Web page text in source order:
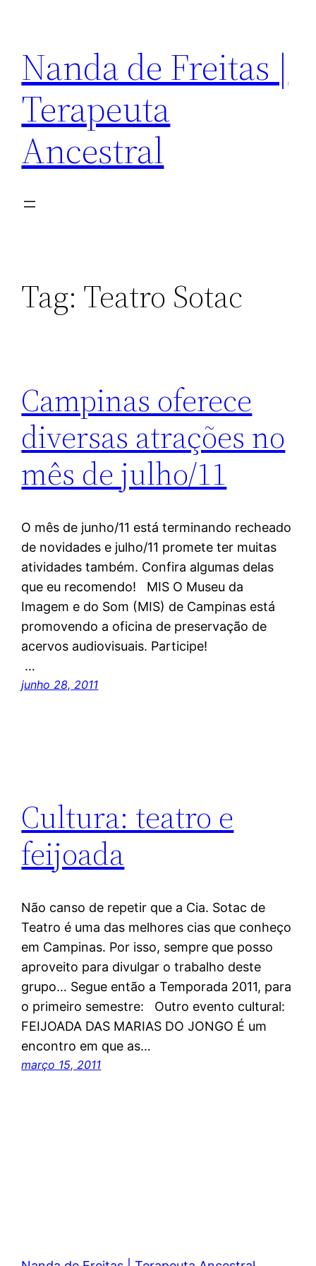
conteúdo
Nanda de Freitas |
Terapeuta
Ancestral
Tag: Teatro Sotac
Campinas oferece
diversas atrações no
mês de julho/11
O mês de junho/11 está terminando recheado
de novidades e julho/11 promete ter muitas
atividades também. Confira algumas delas
que eu recomendo! MIS O Museu da
Imagem e do Som (MIS) de Campinas está
promovendo a oficina de preservação de
acervos audiovisuais. Participe!
…
junho 28, 2011
Cultura: teatro e
feijoada
Não canso de repetir que a Cia. Sotac de
Teatro é uma das melhores cias que conheço
em Campinas. Por isso, sempre que posso
aproveito para divulgar o trabalho deste
grupo… Segue então a Temporada 2011, para
o primeiro semestre: Outro evento cultural:
FEIJOADA DAS MARIAS DO JONGO É um
encontro em que as…
março 15, 2011